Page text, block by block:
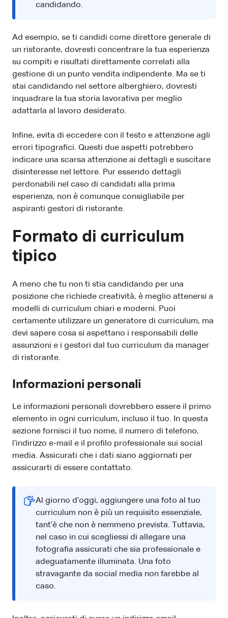
candidando.
Ad esempio, se ti candidi come direttore generale di
un ristorante, dovresti concentrare la tua esperienza
su compiti e risultati direttamente correlati alla
gestione di un punto vendita indipendente. Ma se ti
stai candidando nel settore alberghiero, dovresti
inquadrare la tua storia lavorativa per meglio
adattarla al lavoro desiderato.
Infine, evita di eccedere con il testo e attenzione agli
errori tipografici. Questi due aspetti potrebbero
indicare una scarsa attenzione ai dettagli e suscitare
disinteresse nel lettore. Pur essendo dettagli
perdonabili nel caso di candidati alla prima
esperienza, non è comunque consigliabile per
aspiranti gestori di ristorante.
Formato di curriculum
tipico
A meno che tu non ti stia candidando per una
posizione che richiede creatività, è meglio attenersi a
modelli di curriculum chiari e moderni. Puoi
certamente utilizzare un generatore di curriculum, ma
devi sapere cosa si aspettano i responsabili delle
assunzioni e i gestori dal tuo curriculum da manager
di ristorante.
Informazioni personali
Le informazioni personali dovrebbero essere il primo
elemento in ogni curriculum, incluso il tuo. In questa
sezione fornisci il tuo nome, il numero di telefono,
l’indirizzo e-mail e il profilo professionale sui social
media. Assicurati che i dati siano aggiornati per
assicurarti di essere contattato.
Al giorno d’oggi, aggiungere una foto al tuo
curriculum non è più un requisito essenziale,
tant’è che non è nemmeno prevista. Tuttavia,
nel caso in cui scegliessi di allegare una
fotografia assicurati che sia professionale e
adeguatamente illuminata. Una foto
stravagante da social media non farebbe al
caso.